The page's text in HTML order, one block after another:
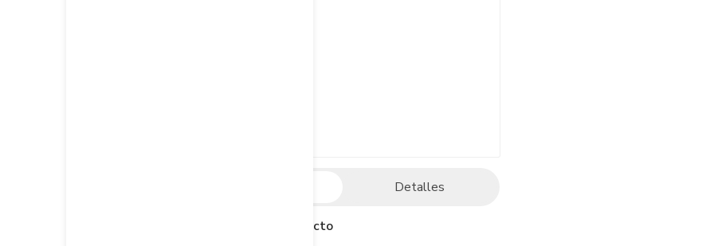
Detalles
Descripción del producto